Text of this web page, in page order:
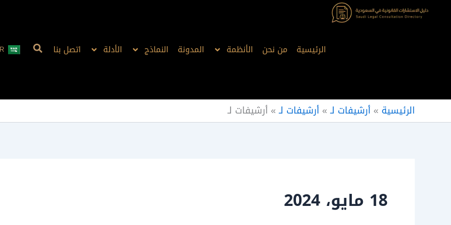
تخطي
الرئيسية من نحن الأنظمة المدونة النماذج الأدلة اتصل بنا
الرئيسية »أرشيفات لـ»أرشيفات لـ» أرشيفات لـ
18 مايو، 2024